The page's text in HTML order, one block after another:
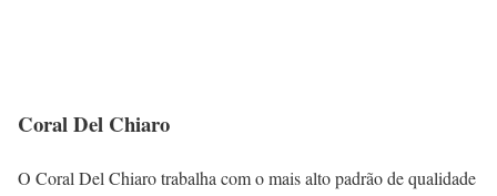
Coral Del Chiaro
O Coral Del Chiaro trabalha com o mais alto padrão de qualidade